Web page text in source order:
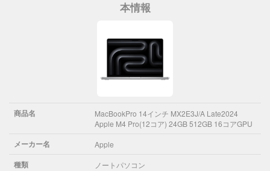
本情報
商品名
MacBookPro 14インチ MX2E3J/A Late2024
Apple M4 Pro(12コア) 24GB 512GB 16コアGPU
メーカー名 Apple
種類 ノートパソコン